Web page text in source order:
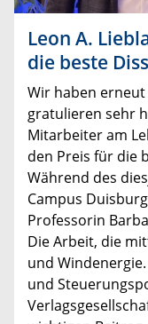
Leon A.
die beste
Wir haben
gratulieren sehr
Mitarbeiter am
den Preis für die
Während des
Campus
Professorin
Die Arbeit, die
und
und